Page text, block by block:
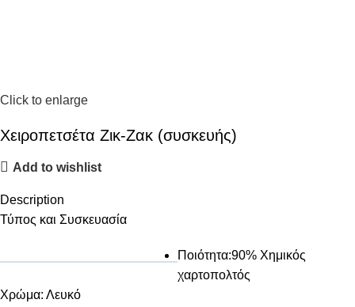
Click to enlarge
Χειροπετσέτα Ζικ-Ζακ (συσκευής)
Add to wishlist
Description
Τύπος και Συσκευασία
Ποιότητα:90% Χημικός
χαρτοπολτός
Χρώμα: Λευκό